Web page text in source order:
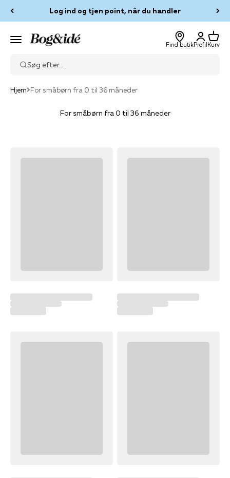
Log ind og tjen point, når du handler
Menu Bog & idé
Find butik
Log ind
Profil
Kurv
Kurv
Søg efter...
Hjem For småbørn fra 0 til 36 måneder
For småbørn fra 0 til 36 måneder